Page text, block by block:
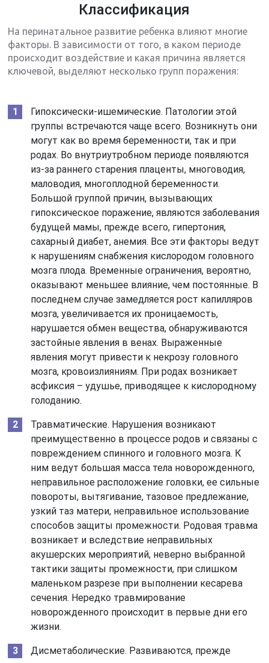
Классификация
На перинатальное развитие ребенка влияют многие
факторы. В зависимости от того, в каком периоде
происходит воздействие и какая причина является
ключевой, выделяют несколько групп поражения:
Гипоксически-ишемические. Патологии этой
группы встречаются чаще всего. Возникнуть они
могут как во время беременности, так и при
родах. Во внутриутробном периоде появляются
из-за раннего старения плаценты, многоводия,
маловодия, многоплодной беременности.
Большой группой причин, вызывающих
гипоксическое поражение, являются заболевания
будущей мамы, прежде всего, гипертония,
сахарный диабет, анемия. Все эти факторы ведут
к нарушениям снабжения кислородом головного
мозга плода. Временные ограничения, вероятно,
оказывают меньшее влияние, чем постоянные. В
последнем случае замедляется рост капилляров
мозга, увеличивается их проницаемость,
нарушается обмен вещества, обнаруживаются
застойные явления в венах. Выраженные
явления могут привести к некрозу головного
мозга, кровоизлияниям. При родах возникает
асфиксия – удушье, приводящее к кислородному
голоданию.
Травматические. Нарушения возникают
преимущественно в процессе родов и связаны с
повреждением спинного и головного мозга. К
ним ведут большая масса тела новорожденного,
неправильное расположение головки, ее сильные
повороты, вытягивание, тазовое предлежание,
узкий таз матери, неправильное использование
способов защиты промежности. Родовая травма
возникает и вследствие неправильных
акушерских мероприятий, неверно выбранной
тактики защиты промежности, при слишком
маленьком разрезе при выполнении кесарева
сечения. Нередко травмирование
новорожденного происходит в первые дни его
жизни.
Дисметаболические. Развиваются, прежде